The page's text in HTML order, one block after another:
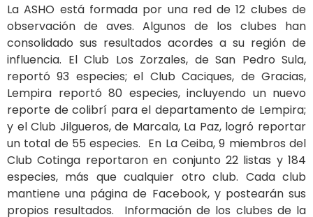
La ASHO está formada por una red de 12 clubes de
observación de aves. Algunos de los clubes han
consolidado sus resultados acordes a su región de
influencia. El Club Los Zorzales, de San Pedro Sula,
reportó 93 especies; el Club Caciques, de Gracias,
Lempira reportó 80 especies, incluyendo un nuevo
reporte de colibrí para el departamento de Lempira;
y el Club Jilgueros, de Marcala, La Paz, logró reportar
un total de 55 especies. En La Ceiba, 9 miembros del
Club Cotinga reportaron en conjunto 22 listas y 184
especies, más que cualquier otro club. Cada club
mantiene una página de Facebook, y postearán sus
propios resultados. Información de los clubes de la